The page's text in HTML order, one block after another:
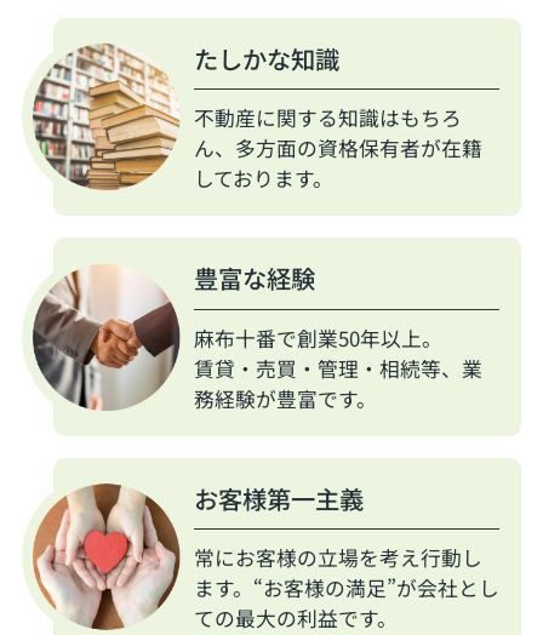
たしかな知識
不動産に関する知識はもちろ
ん、多方面の資格保有者が在籍
しております。
豊富な経験
麻布十番で創業50年以上。
賃貸・売買・管理・相続等、業
務経験が豊富です。
お客様第一主義
常にお客様の立場を考え行動し
ます。“お客様の満足”が会社とし
ての最大の利益です。